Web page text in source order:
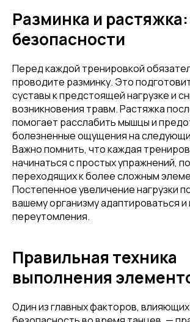
Разминка и растяжка:
безопасности
Перед каждой тренировкой
проводите разминку. Это
суставы к предстоящей нагрузке и
возникновения травм. Растяжка
помогает расслабить мышцы и
болезненные ощущения на
Важно помнить, что каждая
начинаться с простых упражнений,
переходящих к более сложным
Постепенное увеличение нагрузки
вашему организму адаптироваться
переутомления.
Правильная техника
выполнения
Один из главных факторов,